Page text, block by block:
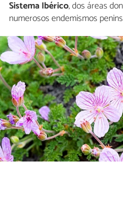
Sistema Ibérico, dos áreas
numerosos endemismos